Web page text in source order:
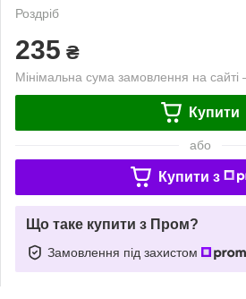
Роздріб
235 ₴
Мінімальна сума замовлення на
Купити
або
Купити з
Що таке купити з Пром?
Замовлення під захистом